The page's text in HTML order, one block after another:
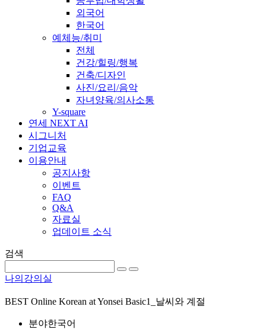
외국어
한국어
예체능/취미
전체
건강/힐링/행복
건축/디자인
사진/요리/음악
자녀양육/의사소통
Y-square
연세 NEXT AI
시그니처
기업교육
이용안내
공지사항
이벤트
FAQ
Q&A
자료실
업데이트 소식
검색
나의강의실
BEST Online Korean at Yonsei Basic1_날씨와 계절
분야한국어